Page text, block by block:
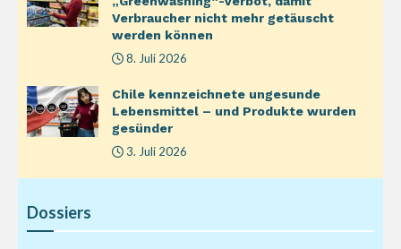
Verbraucher nicht mehr getäuscht
werden können
8. Juli 2026
Chile kennzeichnete ungesunde
Lebensmittel – und Produkte wurden
gesünder
3. Juli 2026
Dossiers